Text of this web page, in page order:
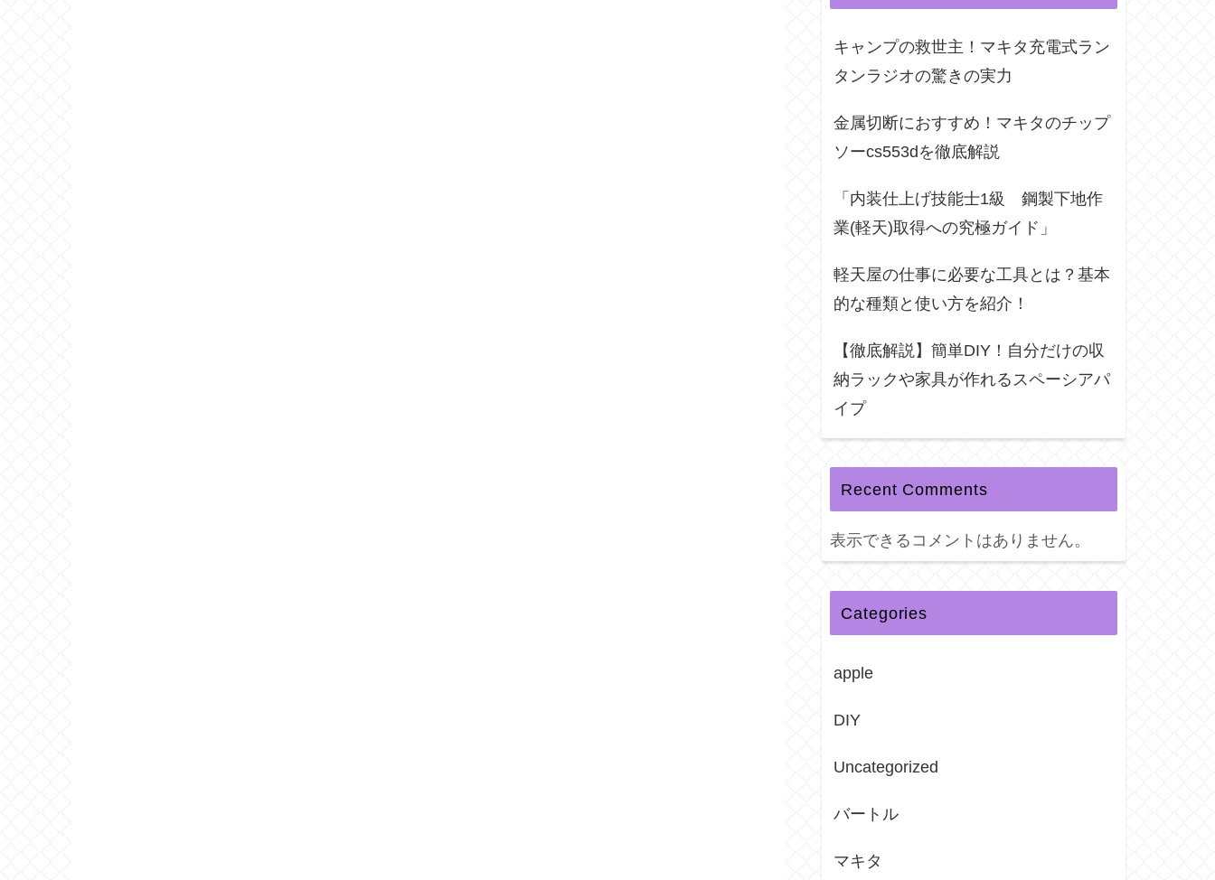
キャンプの救世主！マキタ充電式ラン
タンラジオの驚きの実力
金属切断におすすめ！マキタのチップ
ソーcs553dを徹底解説
「内装仕上げ技能士1級 鋼製下地作
業(軽天)取得への究極ガイド」
軽天屋の仕事に必要な工具とは？基本
的な種類と使い方を紹介！
【徹底解説】簡単DIY！自分だけの収
納ラックや家具が作れるスペーシアパ
イプ
Recent Comments
表示できるコメントはありません。
Categories
apple
DIY
Uncategorized
バートル
マキタ